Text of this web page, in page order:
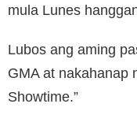
mula Lunes
Lubos ang aming
GMA at nakahanap
Showtime.”